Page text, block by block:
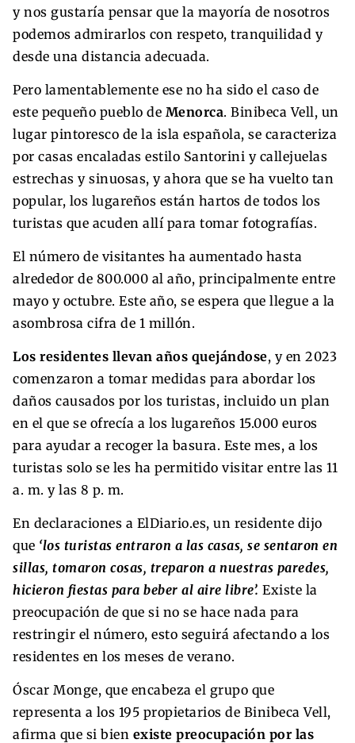
y nos gustaría pensar que la mayoría de nosotros
podemos admirarlos con respeto, tranquilidad y
desde una distancia adecuada.
Pero lamentablemente ese no ha sido el caso de
este pequeño pueblo de Menorca. Binibeca Vell, un
lugar pintoresco de la isla española, se caracteriza
por casas encaladas estilo Santorini y callejuelas
estrechas y sinuosas, y ahora que se ha vuelto tan
popular, los lugareños están hartos de todos los
turistas que acuden allí para tomar fotografías.
El número de visitantes ha aumentado hasta
alrededor de 800.000 al año, principalmente entre
mayo y octubre. Este año, se espera que llegue a la
asombrosa cifra de 1 millón.
Los residentes llevan años quejándose, y en 2023
comenzaron a tomar medidas para abordar los
daños causados por los turistas, incluido un plan
en el que se ofrecía a los lugareños 15.000 euros
para ayudar a recoger la basura. Este mes, a los
turistas solo se les ha permitido visitar entre las 11
a. m. y las 8 p. m.
En declaraciones a ElDiario.es, un residente dijo
que ‘los turistas entraron a las casas, se sentaron en
sillas, tomaron cosas, treparon a nuestras paredes,
hicieron fiestas para beber al aire libre’. Existe la
preocupación de que si no se hace nada para
restringir el número, esto seguirá afectando a los
residentes en los meses de verano.
Óscar Monge, que encabeza el grupo que
representa a los 195 propietarios de Binibeca Vell,
afirma que si bien existe preocupación por las